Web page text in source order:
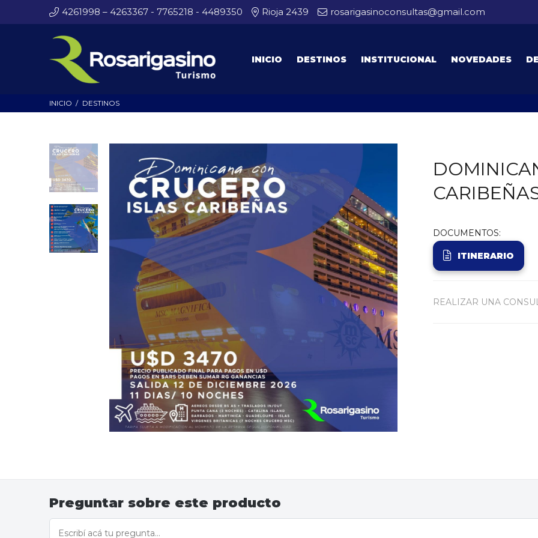
4261998 – 4263367 - 7765218 - 4489350 Rioja 2439 rosarigasinoconsultas@gmail.com
INICIO DESTINOS INSTITUCIONAL NOVEDADES
INICIO DESTINOS
DOCUMENTOS:
ITINERARIO
REALIZAR UNA
Preguntar sobre este producto